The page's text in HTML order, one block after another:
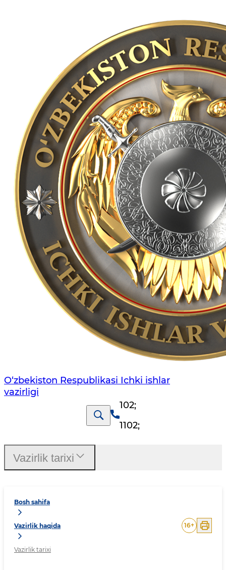
O‘zbеkiston Rеspublikаsi Ichki ishlаr
vаzirligi
102;
1102;
Bosh sahifa
Vazirlik haqida
Vazirlik tarixi
16+
Vazirlik tarixi